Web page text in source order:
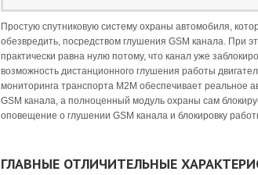
Простую спутниковую систему охраны автомобиля,
обезвредить, посредством глушения GSM канала. При
практически равна нулю потому, что канал уже
возможность дистанционного глушения работы
мониторинга транспорта М2М обеспечивает реальное
GSM канала, а полноценный модуль охраны сам
оповещение о глушении GSM канала и блокировку
ГЛАВНЫЕ ОТЛИЧИТЕЛЬНЫЕ